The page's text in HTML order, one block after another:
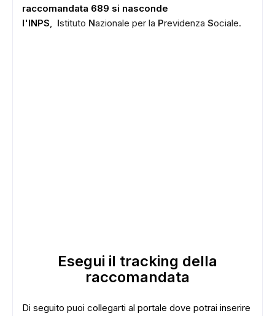
raccomandata 689 si nasconde
l'INPS, Istituto Nazionale per la Previdenza Sociale.
Esegui il tracking della
raccomandata
Di seguito puoi collegarti al portale dove potrai inserire